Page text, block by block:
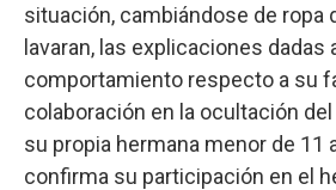
situación, cambiándose de ropa
lavaran, las explicaciones dadas
comportamiento respecto a su
colaboración en la ocultación
su propia hermana menor de 11
confirma su participación en el